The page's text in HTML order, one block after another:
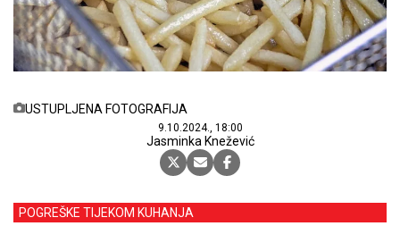
USTUPLJENA FOTOGRAFIJA
9.10.2024., 18:00
Jasminka Knežević
POGREŠKE TIJEKOM KUHANJA